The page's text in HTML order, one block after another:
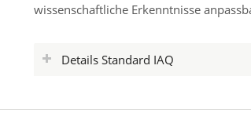
wissenschaftliche Erkenntnisse
Details Standard IAQ